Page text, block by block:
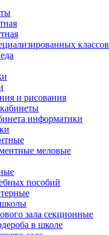
классов
и рисования
информатики
меловые
пособий
зала секционные
в школе